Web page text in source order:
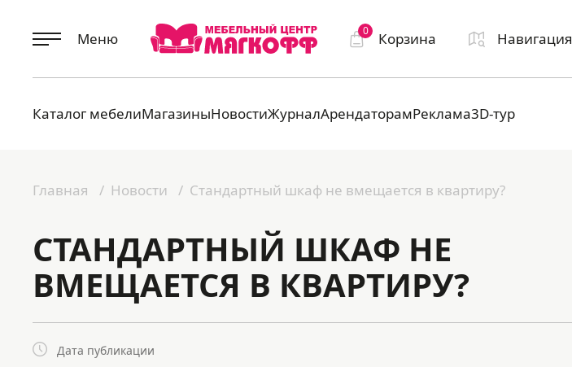
Меню 0 Корзина Навигация
Каталог мебелиМагазиныНовостиЖурналАрендаторамРеклама3D-тур
Главная Новости Стандартный шкаф не вмещается в квартиру?
СТАНДАРТНЫЙ ШКАФ НЕ
ВМЕЩАЕТСЯ В КВАРТИРУ?
Дата публикации